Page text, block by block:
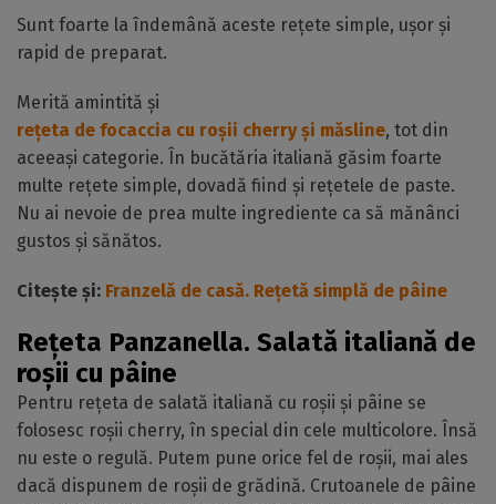
Sunt foarte la îndemână aceste rețete simple, ușor și
rapid de preparat.
Merită amintită și
rețeta de focaccia cu roșii cherry și măsline, tot din
aceeași categorie. În bucătăria italiană găsim foarte
multe rețete simple, dovadă fiind și rețetele de paste.
Nu ai nevoie de prea multe ingrediente ca să mănânci
gustos și sănătos.
Citește și: Franzelă de casă. Rețetă simplă de pâine
Rețeta Panzanella. Salată italiană de
roșii cu pâine
Pentru rețeta de salată italiană cu roșii și pâine se
folosesc roșii cherry, în special din cele multicolore. Însă
nu este o regulă. Putem pune orice fel de roșii, mai ales
dacă dispunem de roșii de grădină. Crutoanele de pâine